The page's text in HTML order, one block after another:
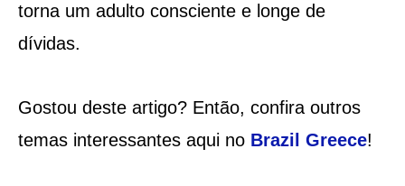
torna um adulto consciente e longe de
dívidas.
Gostou deste artigo? Então, confira outros
temas interessantes aqui no Brazil Greece!